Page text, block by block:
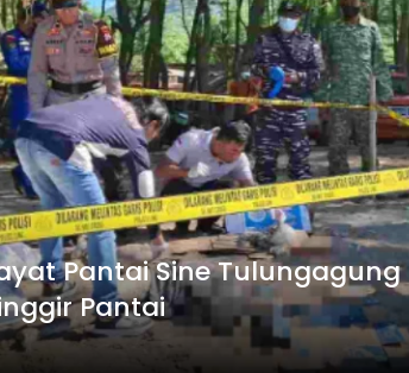
Pantai Sine Tulungagung
Pantai